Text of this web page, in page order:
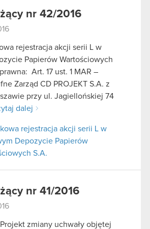
nr 42/2016
rejestracja akcji serii L w
Papierów Wartościowych
Art. 17 ust. 1 MAR –
Zarząd CD PROJEKT S.A. z
przy ul. Jagiellońskiej 74
dalej
rejestracja akcji serii L w
Depozycie Papierów
S.A.
nr 41/2016
zmiany uchwały objętej